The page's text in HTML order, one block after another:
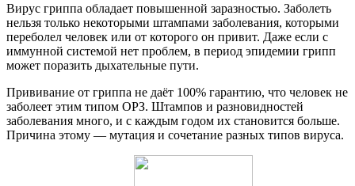
Вирус гриппа обладает повышенной заразностью. Заболеть
нельзя только некоторыми штампами заболевания, которыми
переболел человек или от которого он привит. Даже если с
иммунной системой нет проблем, в период эпидемии грипп
может поразить дыхательные пути.
Прививание от гриппа не даёт 100% гарантию, что человек не
заболеет этим типом ОРЗ. Штампов и разновидностей
заболевания много, и с каждым годом их становится больше.
Причина этому — мутация и сочетание разных типов вируса.